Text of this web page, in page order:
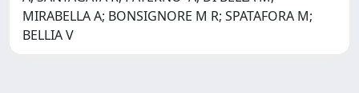
MIRABELLA A; BONSIGNORE M R; SPATAFORA M;
BELLIA V